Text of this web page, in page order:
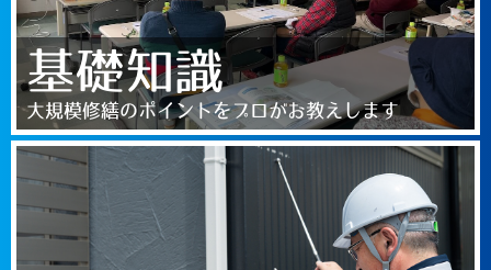
基礎知識
大規模修繕のポイントをプロがお教えします